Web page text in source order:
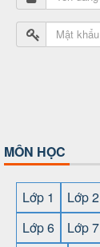
MÔN HỌC
Lớp 1 Lớp 2
Lớp 6
Lớp 7